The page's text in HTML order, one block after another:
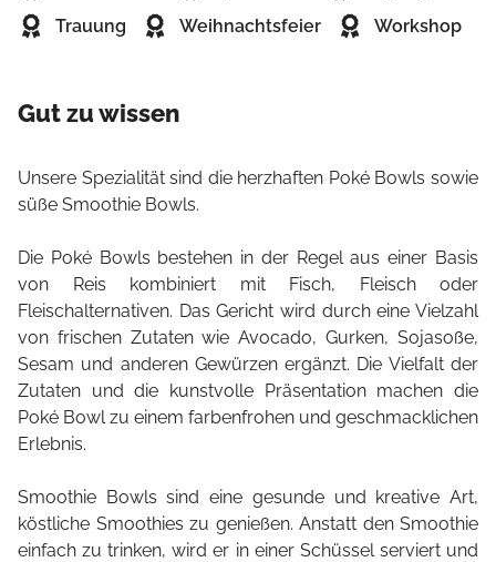
Trauung
Weihnachtsfeier Workshop
Gut zu wissen
Unsere Spezialität sind die herzhaften Poké Bowls sowie
süße Smoothie Bowls.
Die Poké Bowls bestehen in der Regel aus einer Basis
von Reis kombiniert mit Fisch, Fleisch oder
Fleischalternativen. Das Gericht wird durch eine Vielzahl
von frischen Zutaten wie Avocado, Gurken, Sojasoße,
Sesam und anderen Gewürzen ergänzt. Die Vielfalt der
Zutaten und die kunstvolle Präsentation machen die
Poké Bowl zu einem farbenfrohen und geschmacklichen
Erlebnis.
Smoothie Bowls sind eine gesunde und kreative Art,
köstliche Smoothies zu genießen. Anstatt den Smoothie
einfach zu trinken, wird er in einer Schüssel serviert und